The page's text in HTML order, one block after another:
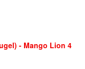
- Mango Lion 4